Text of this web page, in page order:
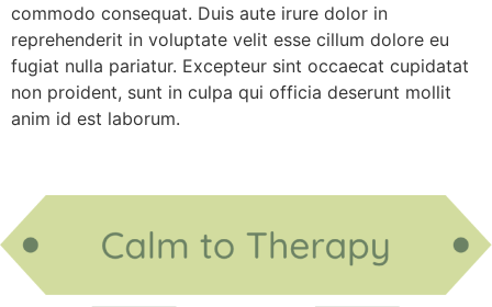
commodo consequat. Duis aute irure dolor in
reprehenderit in voluptate velit esse cillum dolore eu
fugiat nulla pariatur. Excepteur sint occaecat cupidatat
non proident, sunt in culpa qui officia deserunt mollit
anim id est laborum.